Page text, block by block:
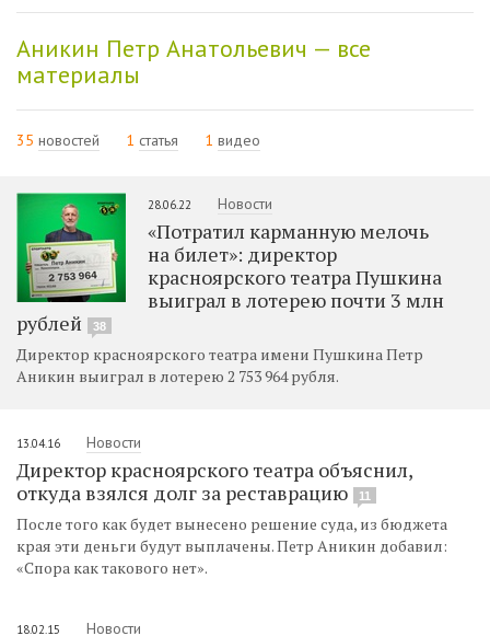
Аникин Петр Анатольевич — все
материалы
35 новостей 1 статья 1 видео
28.06.22 Новости
«Потратил карманную мелочь
на билет»: директор
красноярского театра Пушкина
выиграл в лотерею почти 3 млн
рублей
38
Директор красноярского театра имени Пушкина Петр
Аникин выиграл в лотерею 2 753 964 рубля.
13.04.16 Новости
Директор красноярского театра объяснил,
откуда взялся долг за реставрацию
11
После того как будет вынесено решение суда, из бюджета
края эти деньги будут выплачены. Петр Аникин добавил:
«Спора как такового нет».
18.02.15 Новости